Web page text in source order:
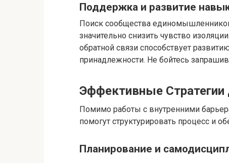
Поддержка и развитие
Поиск сообщества
значительно снизить чувство
обратной связи способствует
принадлежности. Не бойтесь
Эффективные
Помимо работы с внутренними
помогут структурировать процесс и
Планирование и